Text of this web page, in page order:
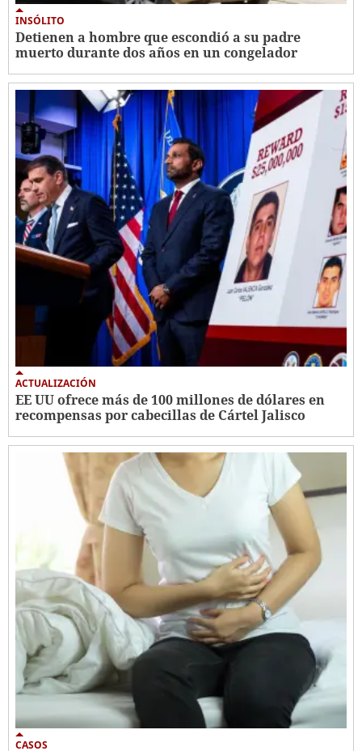
INSÓLITO
Detienen a hombre que escondió a su padre
muerto durante dos años en un congelador
ACTUALIZACIÓN
EE UU ofrece más de 100 millones de dólares en
recompensas por cabecillas de Cártel Jalisco
CASOS